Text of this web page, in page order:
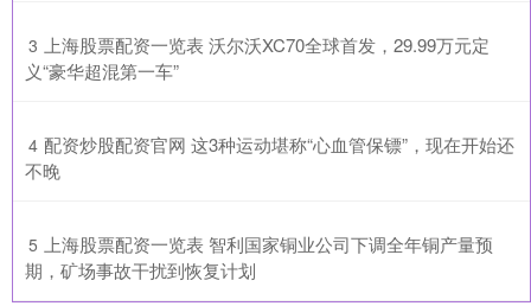
3 ​上海股票配资一览表 沃尔沃XC70全球首发，29.99万元定
义“豪华超混第一车”
4 ​配资炒股配资官网 这3种运动堪称“心血管保镖”，现在开始还
不晚
5 ​上海股票配资一览表 智利国家铜业公司下调全年铜产量预
期，矿场事故干扰到恢复计划